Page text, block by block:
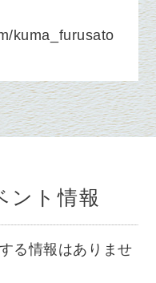
kuma_furusato
ント情報
る情報はありませ